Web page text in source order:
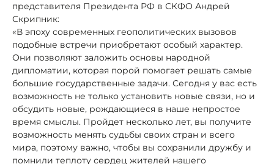
представителя Президента РФ в СКФО Андрей
Скрипник:
«В эпоху современных геополитических вызовов
подобные встречи приобретают особый характер.
Они позволяют заложить основы народной
дипломатии, которая порой помогает решать самые
большие государственные задачи. Сегодня у вас есть
возможность не только установить новые связи, но и
обсудить новые, рождающиеся в наше непростое
время смыслы. Пройдет несколько лет, вы получите
возможность менять судьбы своих стран и всего
мира, поэтому важно, чтобы вы сохранили дружбу и
помнили теплоту сердец жителей нашего